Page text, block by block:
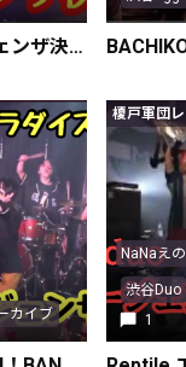
Reptile エマージェンザ決勝 渋谷duo 榎戸カメラ
カイブ
NaNaえ
渋谷Duo
1